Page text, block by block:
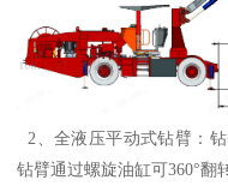
2、全液压平动式钻臂：
钻臂通过螺旋油缸可360°翻